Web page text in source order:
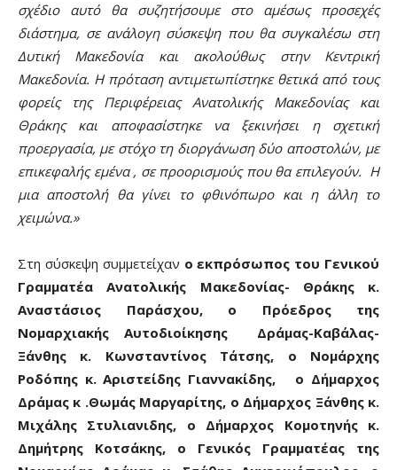
σχέδιο αυτό θα συζητήσουμε στο αμέσως προσεχές
διάστημα, σε ανάλογη σύσκεψη που θα συγκαλέσω στη
Δυτική Μακεδονία και ακολούθως στην Κεντρική
Μακεδονία. Η πρόταση αντιμετωπίστηκε θετικά από τους
φορείς της Περιφέρειας Ανατολικής Μακεδονίας και
Θράκης και αποφασίστηκε να ξεκινήσει η σχετική
προεργασία, με στόχο τη διοργάνωση δύο αποστολών, με
επικεφαλής εμένα , σε προορισμούς που θα επιλεγούν. Η
μια αποστολή θα γίνει το φθινόπωρο και η άλλη το
χειμώνα.»
Στη σύσκεψη συμμετείχαν ο εκπρόσωπος του Γενικού
Γραμματέα Ανατολικής Μακεδονίας- Θράκης κ.
Αναστάσιος Παράσχου, ο Πρόεδρος της
Νομαρχιακής Αυτοδιοίκησης Δράμας-Καβάλας-
Ξάνθης κ. Κωνσταντίνος Τάτσης, ο Νομάρχης
Ροδόπης κ. Αριστείδης Γιαννακίδης, ο Δήμαρχος
Δράμας κ .Θωμάς Μαργαρίτης, ο Δήμαρχος Ξάνθης κ.
Μιχάλης Στυλιανιδης, ο Δήμαρχος Κομοτηνής κ.
Δημήτρης Κοτσάκης, ο Γενικός Γραμματέας της